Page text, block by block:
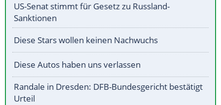
US-Senat stimmt für Gesetz zu Russland-
Sanktionen
Diese Stars wollen keinen Nachwuchs
Diese Autos haben uns verlassen
Randale in Dresden: DFB-Bundesgericht bestätigt
Urteil